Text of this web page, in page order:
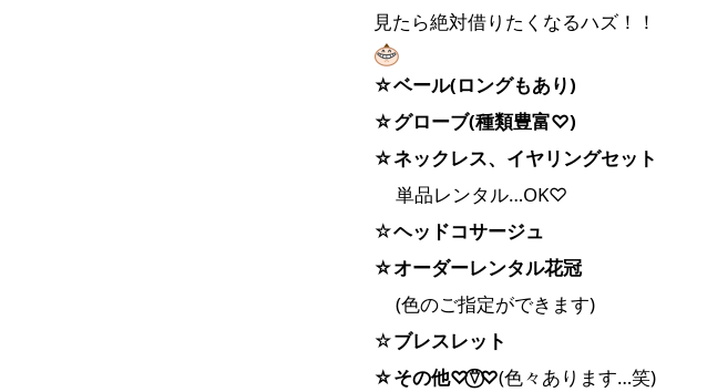
見たら絶対借りたくなるハズ！！
☆ベール(ロングもあり)
☆グローブ(種類豊富♡)
☆ネックレス、イヤリングセット
単品レンタル…OK♡
☆ヘッドコサージュ
☆オーダーレンタル花冠
(色のご指定ができます)
☆ブレスレット
☆その他♡⍢⃝♡(色々あります…笑)